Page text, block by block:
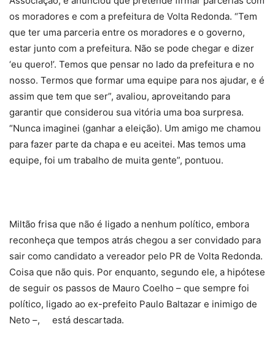
os moradores e com a prefeitura de Volta Redonda. “Tem
que ter uma parceria entre os moradores e o governo,
estar junto com a prefeitura. Não se pode chegar e dizer
‘eu quero!’. Temos que pensar no lado da prefeitura e no
nosso. Termos que formar uma equipe para nos ajudar, e é
assim que tem que ser”, avaliou, aproveitando para
garantir que considerou sua vitória uma boa surpresa.
“Nunca imaginei (ganhar a eleição). Um amigo me chamou
para fazer parte da chapa e eu aceitei. Mas temos uma
equipe, foi um trabalho de muita gente”, pontuou.
Miltão frisa que não é ligado a nenhum político, embora
reconheça que tempos atrás chegou a ser convidado para
sair como candidato a vereador pelo PR de Volta Redonda.
Coisa que não quis. Por enquanto, segundo ele, a hipótese
de seguir os passos de Mauro Coelho – que sempre foi
político, ligado ao ex-prefeito Paulo Baltazar e inimigo de
Neto –, está descartada.